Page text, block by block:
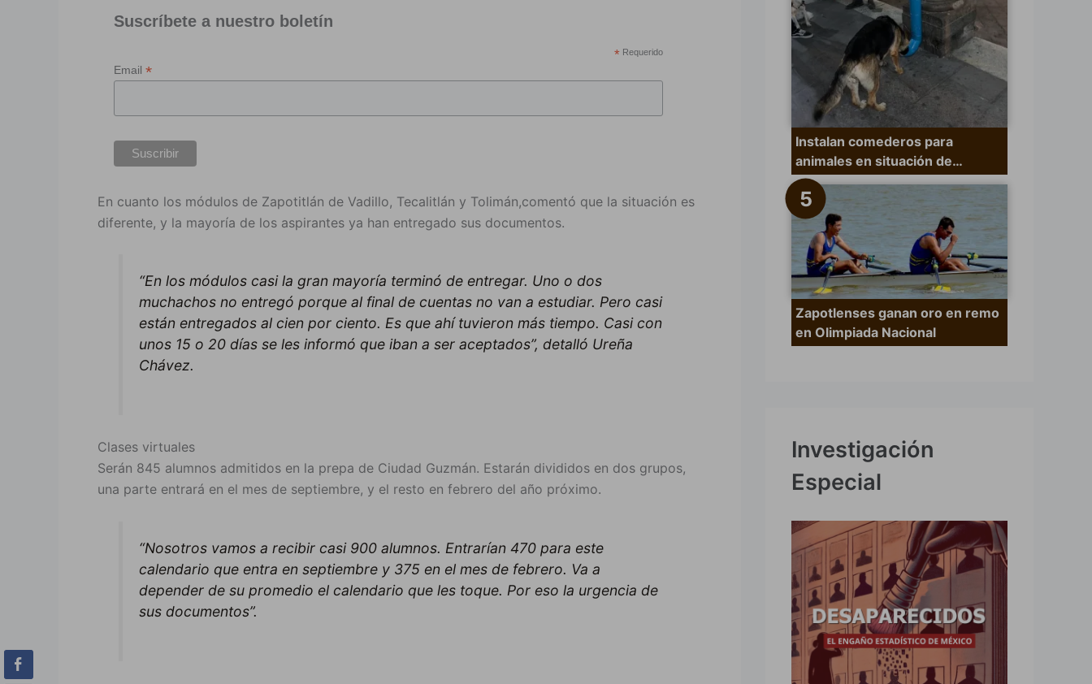
Suscríbete a nuestro boletín
* Requerido
Email *
En cuanto los módulos de Zapotitlán de Vadillo, Tecalitlán y Tolimán,comentó que la situación es
diferente, y la mayoría de los aspirantes ya han entregado sus documentos.
“En los módulos casi la gran mayoría terminó de entregar. Uno o dos
muchachos no entregó porque al final de cuentas no van a estudiar. Pero casi
están entregados al cien por ciento. Es que ahí tuvieron más tiempo. Casi con
unos 15 o 20 días se les informó que iban a ser aceptados”, detalló Ureña
Chávez.
Clases virtuales
Serán 845 alumnos admitidos en la prepa de Ciudad Guzmán. Estarán divididos en dos grupos,
una parte entrará en el mes de septiembre, y el resto en febrero del año próximo.
“Nosotros vamos a recibir casi 900 alumnos. Entrarían 470 para este
calendario que entra en septiembre y 375 en el mes de febrero. Va a
depender de su promedio el calendario que les toque. Por eso la urgencia de
sus documentos”.
Instalan comederos para
animales en situación de…
Zapotlenses ganan oro en remo
en Olimpiada Nacional
Investigación
Especial